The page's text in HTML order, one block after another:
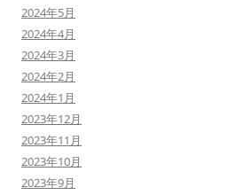
2024年5月
2024年4月
2024年3月
2024年2月
2024年1月
2023年12月
2023年11月
2023年10月
2023年9月